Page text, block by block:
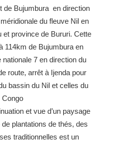
de Bujumbura en direction
du fleuve Nil en
province de Bururi. Cette
114km de Bujumbura en
7 en direction du
route, arrêt à Ijenda pour
bassin du Nil et celles du
Congo
et vue d’un paysage
plantations de thés, des
traditionnelles est un